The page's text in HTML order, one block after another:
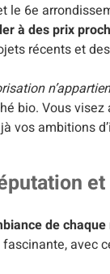
le 6e
à des prix
récents et
bio. Vous
vos ambitions
de
avec